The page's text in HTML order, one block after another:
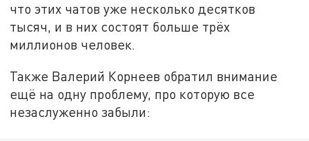
что этих чатов уже несколько десятков
тысяч, и в них состоят больше трёх
миллионов человек.
Также Валерий Корнеев обратил внимание
ещё на одну проблему, про которую все
незаслуженно забыли: